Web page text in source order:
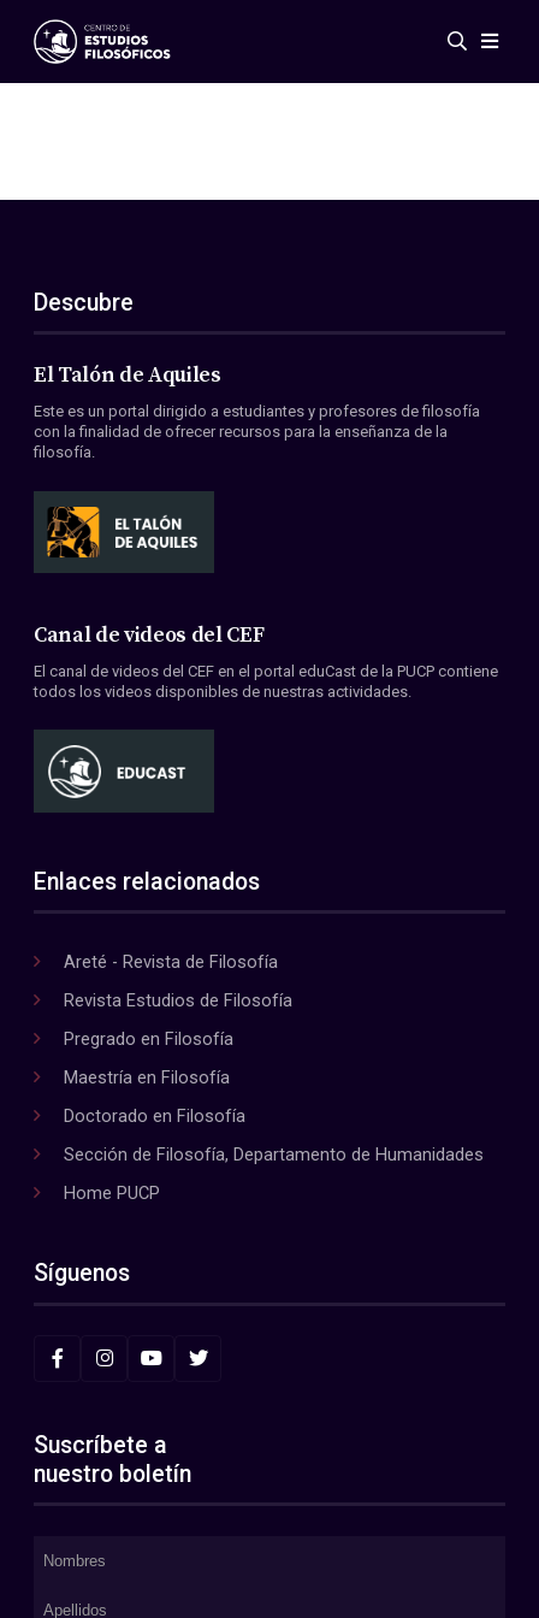
Eventos
ES
EN
Acerca de nosotros
Miembros
Convenios
Descubre
El Talón de Aquiles
Este es un portal dirigido a estudiantes y profesores de filosofía
con la finalidad de ofrecer recursos para la enseñanza de la
filosofía.
Canal de videos del CEF
El canal de videos del CEF en el portal eduCast de la PUCP contiene
todos los videos disponibles de nuestras actividades.
Enlaces relacionados
Areté - Revista de Filosofía
Revista Estudios de Filosofía
Pregrado en Filosofía
Maestría en Filosofía
Doctorado en Filosofía
Sección de Filosofía, Departamento de Humanidades
Home PUCP
Síguenos
Suscríbete a
nuestro boletín